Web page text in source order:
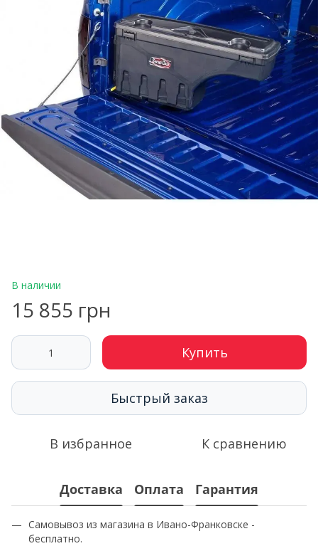
В наличии
15 855 грн
Купить
Быстрый заказ
В избранное К сравнению
Доставка Оплата Гарантия
Самовывоз из магазина в Ивано-Франковске -
бесплатно.